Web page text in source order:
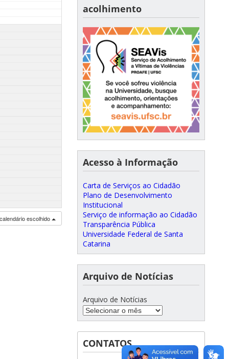
escolhido
acolhimento
Acesso à Informação
Carta de Serviços ao Cidadão
Plano de Desenvolvimento
Institucional
Serviço de informação ao Cidadão
Transparência Pública
Universidade Federal de Santa
Catarina
Arquivo de Notícias
Arquivo de Notícias
CONTATOS